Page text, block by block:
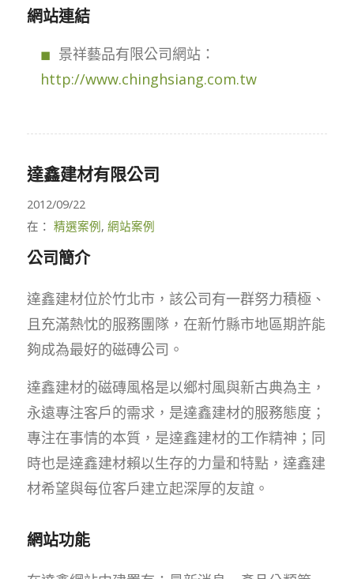
網站連結
景祥藝品有限公司網站：
http://www.chinghsiang.com.tw
達鑫建材有限公司
2012/09/22
在： 精選案例, 網站案例
公司簡介
達鑫建材位於竹北市，該公司有一群努力積極、
且充滿熱忱的服務團隊，在新竹縣市地區期許能
夠成為最好的磁磚公司。
達鑫建材的磁磚風格是以鄉村風與新古典為主，
永遠專注客戶的需求，是達鑫建材的服務態度；
專注在事情的本質，是達鑫建材的工作精神；同
時也是達鑫建材賴以生存的力量和特點，達鑫建
材希望與每位客戶建立起深厚的友誼。
網站功能